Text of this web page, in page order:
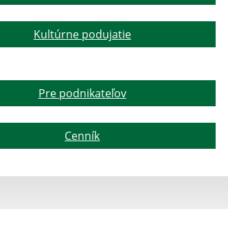
Kultúrne podujatie
Pre podnikateľov
Cenník